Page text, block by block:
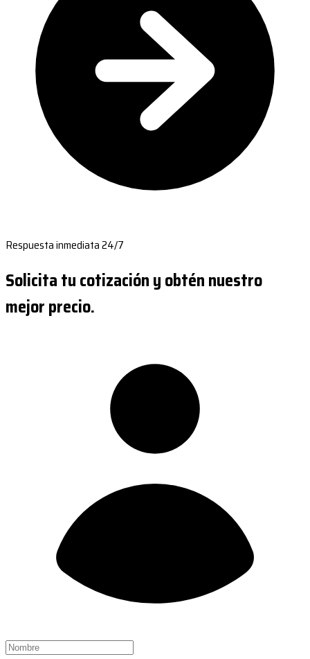
Respuesta inmediata 24/7
Solicita tu cotización y obtén nuestro
mejor precio.